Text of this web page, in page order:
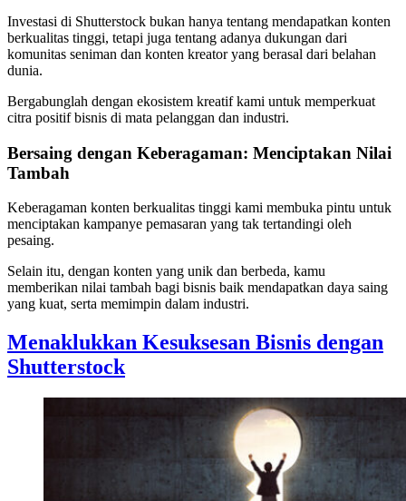
Investasi di Shutterstock bukan hanya tentang mendapatkan konten
berkualitas tinggi, tetapi juga tentang adanya dukungan dari
komunitas seniman dan konten kreator yang berasal dari belahan
dunia.
Bergabunglah dengan ekosistem kreatif kami untuk memperkuat
citra positif bisnis di mata pelanggan dan industri.
Bersaing dengan Keberagaman: Menciptakan Nilai
Tambah
Keberagaman konten berkualitas tinggi kami membuka pintu untuk
menciptakan kampanye pemasaran yang tak tertandingi oleh
pesaing.
Selain itu, dengan konten yang unik dan berbeda, kamu
memberikan nilai tambah bagi bisnis baik mendapatkan daya saing
yang kuat, serta memimpin dalam industri.
Menaklukkan Kesuksesan Bisnis dengan
Shutterstock